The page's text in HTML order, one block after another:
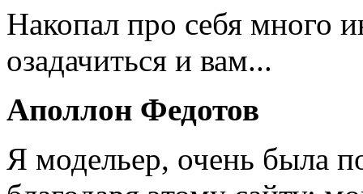
Накопал про себя много
озадачиться и вам...
Аполлон Федотов
Я модельер, очень была